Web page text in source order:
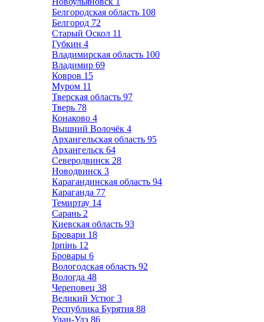
Белгородская область 108
Белгород 72
Старый Оскол 11
Губкин 4
Владимирская область 100
Владимир 69
Ковров 15
Муром 11
Тверская область 97
Тверь 78
Конаково 4
Вышний Волочёк 4
Архангельская область 95
Архангельск 64
Северодвинск 28
Новодвинск 3
Карагандинская область 94
Караганда 77
Темиртау 14
Сарань 2
Киевская область 93
Бровари 18
Ірпінь 12
Бровары 6
Вологодская область 92
Вологда 48
Череповец 38
Великий Устюг 3
Республика Бурятия 88
Улан-Удэ 86